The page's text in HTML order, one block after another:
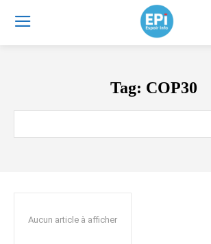
Tag: COP30
Aucun article à afficher